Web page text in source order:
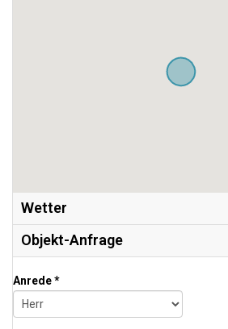
Wetter
Objekt-Anfrage
Anrede *